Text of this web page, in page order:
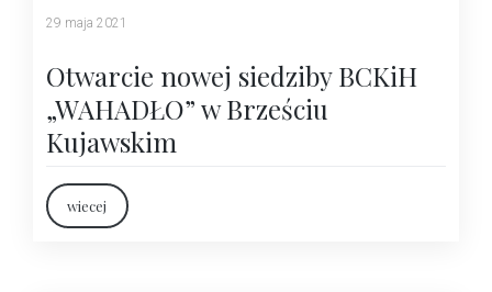
29 maja 2021
Otwarcie nowej siedziby BCKiH
„WAHADŁO” w Brześciu
Kujawskim
wiecej